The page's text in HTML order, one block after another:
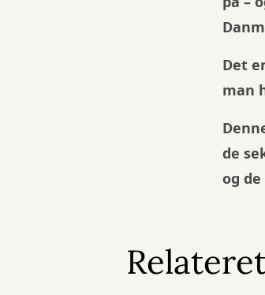
Det
man
de
og